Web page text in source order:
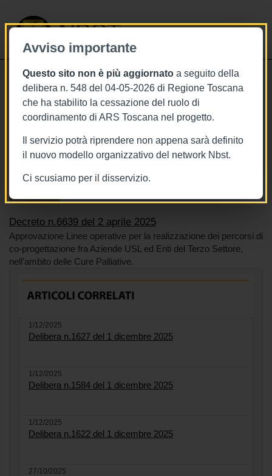
Avviso importante
Questo sito non è più aggiornato a seguito della
delibera n. 548 del 04-05-2026 di Regione Toscana
che ha stabilito la cessazione del ruolo di
coordinamento di ARS Toscana nel progetto.
Il servizio potrà riprendere non appena sarà definito
il nuovo modello organizzativo del network Nbst.
Ci scusiamo per il disservizio.
NBST
Decreto n.6639 del 2 aprile 2025
Tags Toscana
BURT Bollettino della regione toscana
Cure palliative
Decreto n.6639 del 2 aprile 2025
Approvazione Linee operative per la realizzazione dei percorsi di
co-progettazione fra Aziende USL ed Enti del Terzo Settore,
nell’ambito delle Cure Palliative.
1/12/2025
Delibera n.1627 del 1 dicembre 2025
1/12/2025
Delibera n.1584 del 1 dicembre 2025
1/12/2025
Delibera n.1622 del 1 dicembre 2025
27/10/2025